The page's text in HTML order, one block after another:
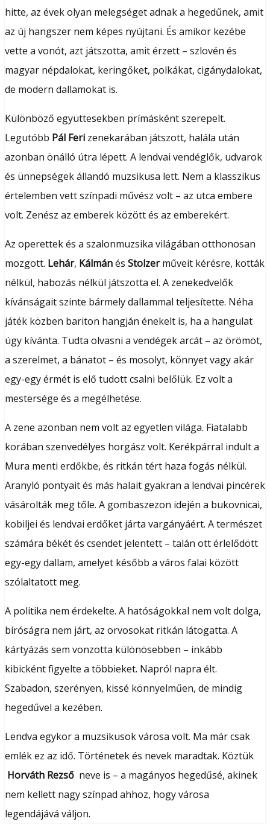
hitte, az évek olyan melegséget adnak a hegedűnek, amit
az új hangszer nem képes nyújtani. És amikor kezébe
vette a vonót, azt játszotta, amit érzett – szlovén és
magyar népdalokat, keringőket, polkákat, cigánydalokat,
de modern dallamokat is.
Különböző együttesekben prímásként szerepelt.
Legutóbb Pál Feri zenekarában játszott, halála után
azonban önálló útra lépett. A lendvai vendéglők, udvarok
és ünnepségek állandó muzsikusa lett. Nem a klasszikus
értelemben vett színpadi művész volt – az utca embere
volt. Zenész az emberek között és az emberekért.
Az operettek és a szalonmuzsika világában otthonosan
mozgott. Lehár, Kálmánés Stolzerműveit kérésre, kották
nélkül, habozás nélkül játszotta el. A zenekedvelők
kívánságait szinte bármely dallammal teljesítette. Néha
játék közben bariton hangján énekelt is, ha a hangulat
úgy kívánta. Tudta olvasni a vendégek arcát – az örömöt,
a szerelmet, a bánatot – és mosolyt, könnyet vagy akár
egy-egy érmét is elő tudott csalni belőlük. Ez volt a
mestersége és a megélhetése.
A zene azonban nem volt az egyetlen világa. Fiatalabb
korában szenvedélyes horgász volt. Kerékpárral indult a
Mura menti erdőkbe, és ritkán tért haza fogás nélkül.
Aranyló pontyait és más halait gyakran a lendvai pincérek
vásárolták meg tőle. A gombaszezon idején a bukovnicai,
kobiljei és lendvai erdőket járta vargányáért. A természet
számára békét és csendet jelentett – talán ott érlelődött
egy-egy dallam, amelyet később a város falai között
szólaltatott meg.
A politika nem érdekelte. A hatóságokkal nem volt dolga,
bíróságra nem járt, az orvosokat ritkán látogatta. A
kártyázás sem vonzotta különösebben – inkább
kibicként figyelte a többieket. Napról napra élt.
Szabadon, szerényen, kissé könnyelműen, de mindig
hegedűvel a kezében.
Lendva egykor a muzsikusok városa volt. Ma már csak
emlék ez az idő. Történetek és nevek maradtak. Köztük
Horváth Rezső neve is – a magányos hegedűsé, akinek
nem kellett nagy színpad ahhoz, hogy városa
legendájává váljon.